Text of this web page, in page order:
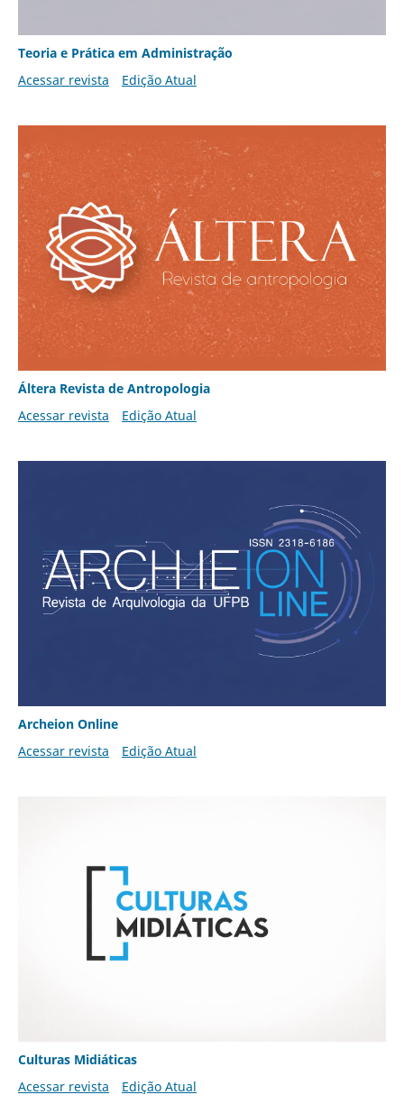
Teoria e Prática em Administração
Acessar revista
Edição Atual
Áltera Revista de Antropologia
Acessar revista
Edição Atual
Archeion Online
Acessar revista
Edição Atual
Culturas Midiáticas
Acessar revista
Edição Atual